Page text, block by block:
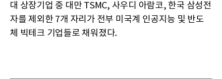
대 상장기업 중 대만 TSMC, 사우디 아람코, 한국 삼성전
자를 제외한 7개 자리가 전부 미국계 인공지능 및 반도
체 빅테크 기업들로 채워졌다.